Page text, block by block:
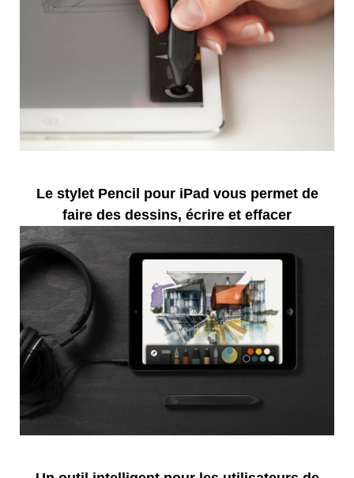
Le stylet Pencil pour iPad vous permet de
faire des dessins, écrire et effacer